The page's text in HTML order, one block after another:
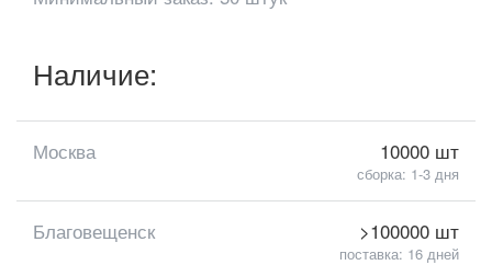
Наличие:
Москва 10000 шт
сборка: 1-3 дня
Благовещенск >100000 шт
поставка: 16 дней